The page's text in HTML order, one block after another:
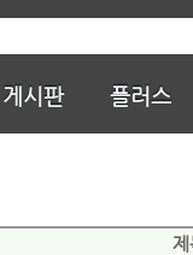
게시판 플러스
제